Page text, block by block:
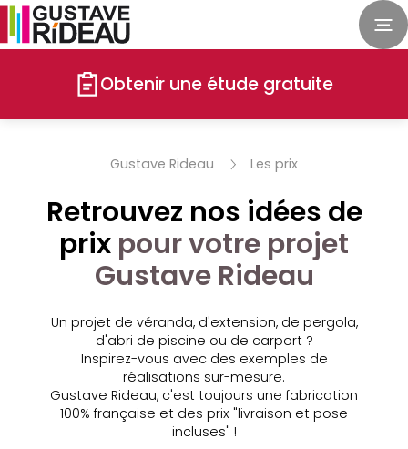
Obtenir une étude gratuite
Gustave Rideau Les prix
Retrouvez nos idées de
prix pour votre projet
Gustave Rideau
Un projet de véranda, d'extension, de pergola,
d'abri de piscine ou de carport ?
Inspirez-vous avec des exemples de
réalisations sur-mesure.
Gustave Rideau, c'est toujours une fabrication
100% française et des prix "livraison et pose
incluses" !